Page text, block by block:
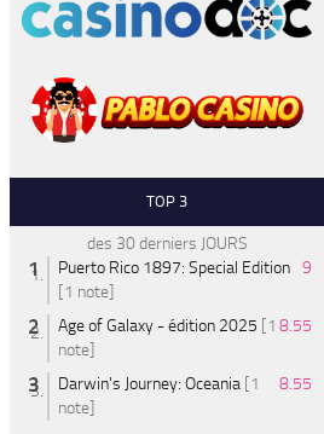
TOP 3
des 30 derniers JOURS
Puerto Rico 1897: Special Edition
[1 note]
9
Age of Galaxy - édition 2025 [1
note]
8.55
Darwin's Journey: Oceania [1
note]
8.55